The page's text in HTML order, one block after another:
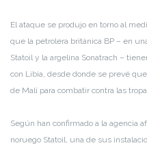
El ataque se produjo en torno al
que la petrolera británica BP – en
Statoil y la argelina Sonatrach –
con Libia, desde donde se prevé
de Malí para combatir contra las
Según han confirmado a la agencia
noruego Statoil, una de sus